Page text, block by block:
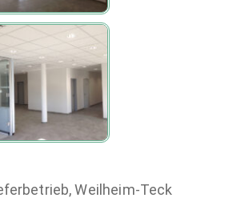
Weilheim-Teck